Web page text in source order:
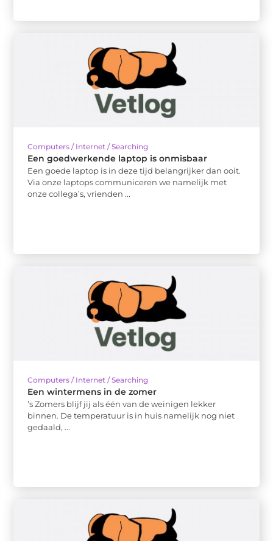
Computers / Internet / Searching
Een goedwerkende laptop is onmisbaar
Een goede laptop is in deze tijd belangrijker dan ooit.
Via onze laptops communiceren we namelijk met
onze collega’s, vrienden ...
Computers / Internet / Searching
Een wintermens in de zomer
’s Zomers blijf jij als één van de weinigen lekker
binnen. De temperatuur is in huis namelijk nog niet
gedaald, ...